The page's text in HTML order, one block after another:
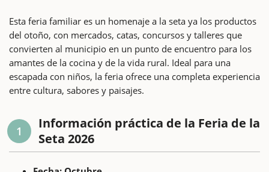
Esta feria familiar es un homenaje a la seta ya los productos
del otoño, con mercados, catas, concursos y talleres que
convierten al municipio en un punto de encuentro para los
amantes de la cocina y de la vida rural. Ideal para una
escapada con niños, la feria ofrece una completa experiencia
entre cultura, sabores y paisajes.
1
Información práctica de la Feria de la
Seta 2026